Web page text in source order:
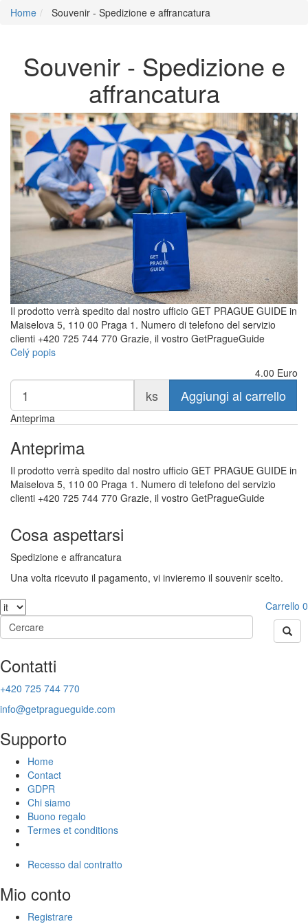
Home Souvenir - Spedizione e affrancatura
Souvenir - Spedizione e
affrancatura
Il prodotto verrà spedito dal nostro ufficio GET PRAGUE GUIDE in
Maiselova 5, 110 00 Praga 1. Numero di telefono del servizio
clienti +420 725 744 770 Grazie, il vostro GetPragueGuide
Celý popis
4.00 Euro
ks Aggiungi al carrello
Anteprima
Anteprima
Il prodotto verrà spedito dal nostro ufficio GET PRAGUE GUIDE in
Maiselova 5, 110 00 Praga 1. Numero di telefono del servizio
clienti +420 725 744 770 Grazie, il vostro GetPragueGuide
Cosa aspettarsi
Spedizione e affrancatura
Una volta ricevuto il pagamento, vi invieremo il souvenir scelto.
Carrello 0
Contatti
+420 725 744 770
info@getpragueguide.com
Supporto
Home
Contact
GDPR
Chi siamo
Buono regalo
Termes et conditions
Recesso dal contratto
Mio conto
Registrare